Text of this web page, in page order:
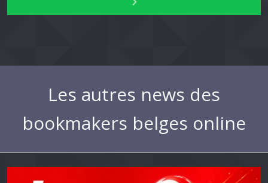
Les autres news des
bookmakers belges online